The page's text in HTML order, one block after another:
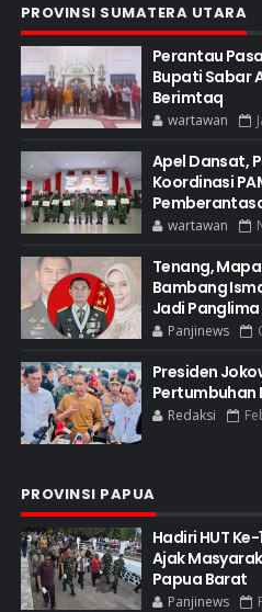
PROVINSI SUMATERA UTARA
Perantau
Bupati Sabar
Berimtaq
wartawan
Apel Dansat,
Koordinasi
wartawan
Tenang,
Bambang
Jadi Panglima
Panjinews
Presiden
Pertumbuhan
Redaksi
PROVINSI PAPUA
Hadiri HUT
Ajak
Papua Barat
Panjinews